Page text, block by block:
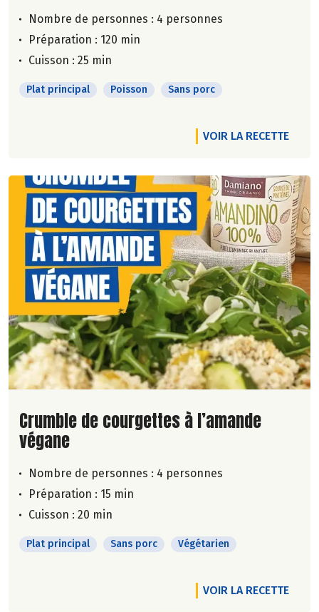
Nombre de personnes : 4 personnes
Préparation : 120 min
Cuisson : 25 min
Plat principal Poisson Sans porc
VOIR LA RECETTE
Lire la suite de la recette
Crumble de courgettes à l’amande
végane
Nombre de personnes : 4 personnes
Préparation : 15 min
Cuisson : 20 min
Plat principal Sans porc Végétarien
VOIR LA RECETTE